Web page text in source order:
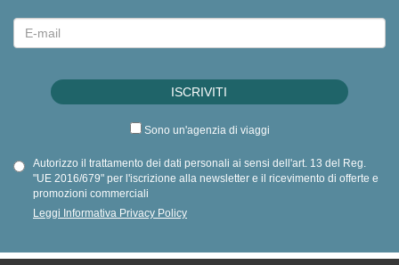
"UE 2016/679" per l'iscrizione alla newsletter e il ricevimento di offerte e
promozioni commerciali
Leggi Informativa Privacy Policy